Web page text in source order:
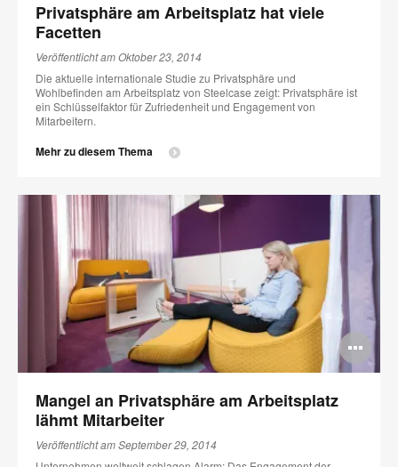
Privatsphäre am Arbeitsplatz hat viele
Facetten
Veröffentlicht am Oktober 23, 2014
Die aktuelle internationale Studie zu Privatsphäre und
Wohlbefinden am Arbeitsplatz von Steelcase zeigt: Privatsphäre ist
ein Schlüsselfaktor für Zufriedenheit und Engagement von
Mitarbeitern.
Mehr zu diesem Thema
Mangel an Privatsphäre am Arbeitsplatz
lähmt Mitarbeiter
Veröffentlicht am September 29, 2014